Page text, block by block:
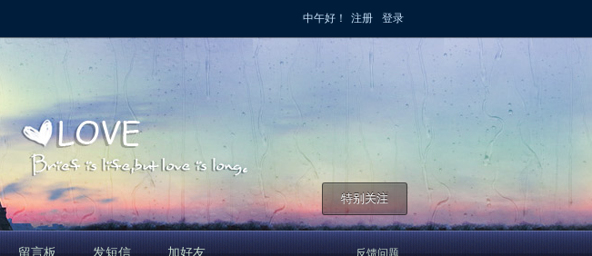
中午好！ 注册 登录
特别关注
留言板 发短信 加好友 反馈问题